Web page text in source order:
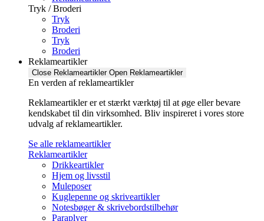
Tryk / Broderi
Tryk
Broderi
Tryk
Broderi
Reklameartikler
Close Reklameartikler Open Reklameartikler
En verden af reklameartikler ​
Reklameartikler er et stærkt værktøj til at øge eller bevare
kendskabet til din virksomhed. Bliv inspireret i vores store
udvalg af reklameartikler.
Se alle reklameartikler
Reklameartikler
Drikkeartikler
Hjem og livsstil
Muleposer
Kuglepenne og skriveartikler
Notesbøger & skrivebordstilbehør
Paraplyer